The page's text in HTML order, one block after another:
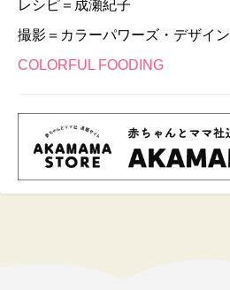
レシピ＝成瀬紀子
撮影＝カラーパワーズ・デザイン
COLORFUL FOODING